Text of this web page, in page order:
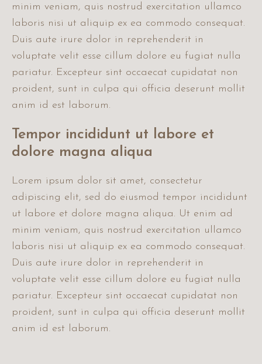
minim veniam, quis nostrud exercitation ullamco
laboris nisi ut aliquip ex ea commodo consequat.
Duis aute irure dolor in reprehenderit in
voluptate velit esse cillum dolore eu fugiat nulla
pariatur. Excepteur sint occaecat cupidatat non
proident, sunt in culpa qui officia deserunt mollit
anim id est laborum.
Tempor incididunt ut labore et
dolore magna aliqua
Lorem ipsum dolor sit amet, consectetur
adipiscing elit, sed do eiusmod tempor incididunt
ut labore et dolore magna aliqua. Ut enim ad
minim veniam, quis nostrud exercitation ullamco
laboris nisi ut aliquip ex ea commodo consequat.
Duis aute irure dolor in reprehenderit in
voluptate velit esse cillum dolore eu fugiat nulla
pariatur. Excepteur sint occaecat cupidatat non
proident, sunt in culpa qui officia deserunt mollit
anim id est laborum.